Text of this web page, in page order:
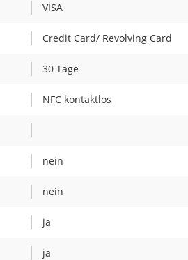
VISA
Credit Card/ Revolving Card
30 Tage
NFC kontaktlos
nein
nein
ja
ja